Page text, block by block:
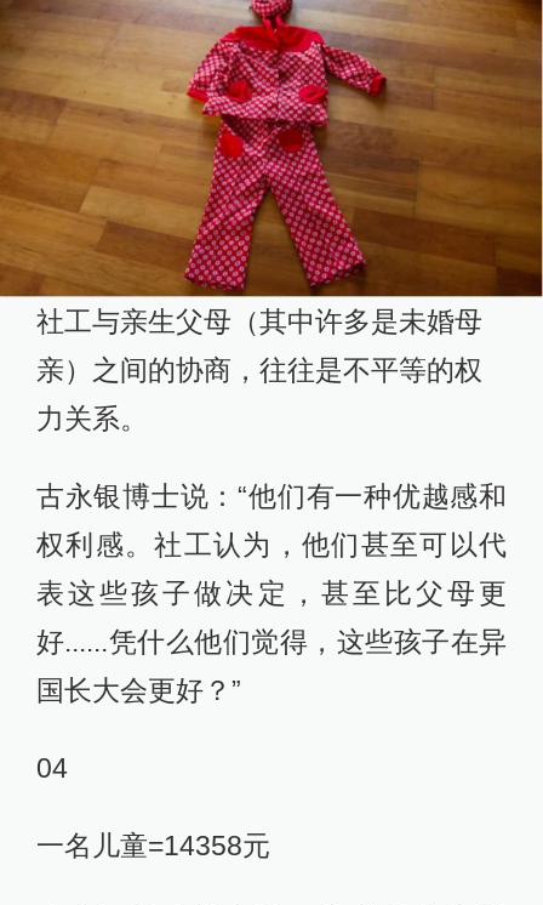
社工与亲生父母（其中许多是未婚母
亲）之间的协商，往往是不平等的权
力关系。
古永银博士说：“他们有一种优越感和
权利感。社工认为，他们甚至可以代
表这些孩子做决定，甚至比父母更
好......凭什么他们觉得，这些孩子在异
国长大会更好？”
04
一名儿童=14358元